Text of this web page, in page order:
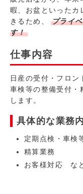
暇、お盆といったカ
きるため、
プライ
す！
仕事内容
日産の受付・フロン
車検等の整備受付・
します。
具体的な業務
定期点検・車検
精算業務
お客様対応 な